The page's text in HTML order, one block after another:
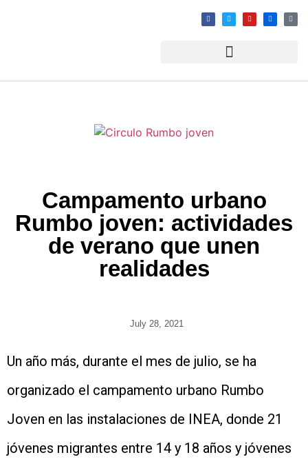
Campamento urbano
Rumbo joven: actividades
de verano que unen
realidades
July 28, 2021
Un año más, durante el mes de julio, se ha
organizado el campamento urbano Rumbo
Joven en las instalaciones de INEA, donde 21
jóvenes migrantes entre 14 y 18 años y jóvenes